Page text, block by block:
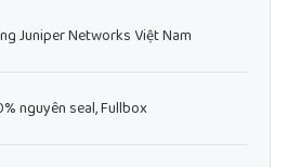
Juniper Networks Việt Nam
nguyên seal, Fullbox